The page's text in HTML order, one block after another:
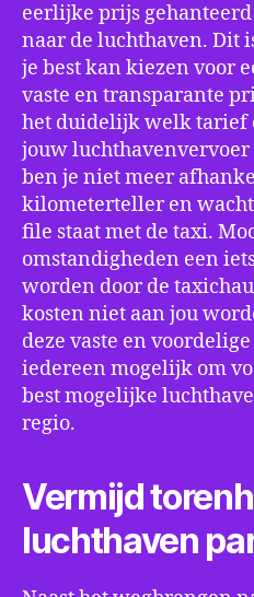
eerlijke prijs
naar de luchthaven. Dit
je best kan kiezen voor
vaste en transparante
het duidelijk welk tarief
jouw
ben je niet meer
kilometerteller en
file staat met de taxi.
omstandigheden een
worden door de
kosten niet aan jou
deze vaste en
iedereen mogelijk om
best mogelijke
regio.
Vermijd
luchthaven